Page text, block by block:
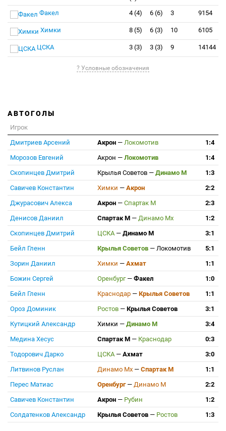
Факел
4 (4) 6 (6) 3 9154
Химки 8 (5) 6 (3) 10 6105
ЦСКА 3 (3) 3 (3) 9 14144
? Условные обозначения
АВТОГОЛЫ
Игрок
Дмитриев Арсений
Акрон — Локомотив
1:4
Морозов Евгений
Акрон — Локомотив
1:4
Скопинцев Дмитрий
Крылья Советов — Динамо М
1:3
Савичев Константин
Химки — Акрон
2:2
Джурасович Алекса
Акрон — Спартак М
2:3
Денисов Даниил
Спартак М — Динамо Мх
1:2
Скопинцев Дмитрий
ЦСКА — Динамо М
3:1
Бейл Гленн
Крылья Советов — Локомотив
5:1
Зорин Даниил
Химки — Ахмат
1:1
Божин Сергей
Оренбург — Факел
1:0
Бейл Гленн
Краснодар — Крылья Советов
1:1
Ороз Доминик
Ростов — Крылья Советов
3:1
Кутицкий Александр
Химки — Динамо М
3:4
Медина Хесус
Спартак М — Краснодар
0:3
Тодорович Дарко
ЦСКА — Ахмат
3:0
Литвинов Руслан
Динамо Мх — Спартак М
1:1
Перес Матиас
Оренбург — Динамо М
2:2
Савичев Константин
Акрон — Рубин
1:2
Солдатенков Александр
Крылья Советов — Ростов 1:3